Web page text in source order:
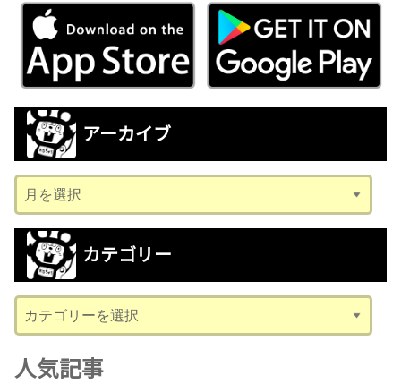
アーカイブ
ー
カ
ブ
カテゴリー
テ
ゴ
リ
人気記事